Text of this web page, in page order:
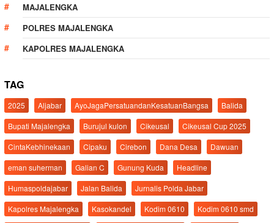
MAJALENGKA
POLRES MAJALENGKA
KAPOLRES MAJALENGKA
TAG
2025 Aljabar AyoJagaPersatuandanKesatuanBangsa
Balida
Bupati Majalengka
Burujul kulon Cikeusal
Cikeusal Cup 2025
CintaKebhinekaan
Cipaku Cirebon Dana Desa
Dawuan
eman suherman
Galian C Gunung Kuda
Headline
Humaspoldajabar
Jalan Balida
Jurnalis Polda Jabar
Kapolres Majalengka
Kasokandel Kodim 0610
Kodim 0610 smd